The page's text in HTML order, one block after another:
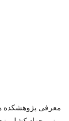
معرفی پژوهشکده